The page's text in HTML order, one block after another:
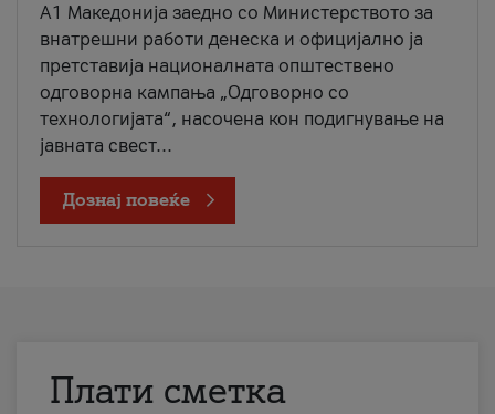
A1 Македонија заедно со Министерството за
внатрешни работи денеска и официјално ја
претставија националната општествено
одговорна кампања „Одговорно со
технологијата“, насочена кон подигнување на
јавната свест...
Дознај повеќе
Плати сметка